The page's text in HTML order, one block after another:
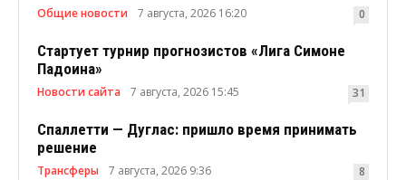
Общие новости 7 августа, 2026 16:20 0
Стартует турнир прогнозистов «Лига Симоне
Падоина»
Новости сайта 7 августа, 2026 15:45 31
Спаллетти — Дуглас: пришло время принимать
решение
Трансферы 7 августа, 2026 9:36 8